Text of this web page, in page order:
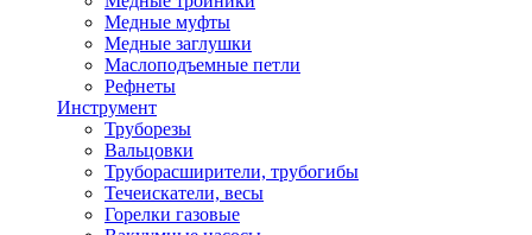
Медные муфты
Медные заглушки
Маслоподъемные петли
Рефнеты
Инструмент
Труборезы
Вальцовки
Труборасширители, трубогибы
Течеискатели, весы
Горелки газовые